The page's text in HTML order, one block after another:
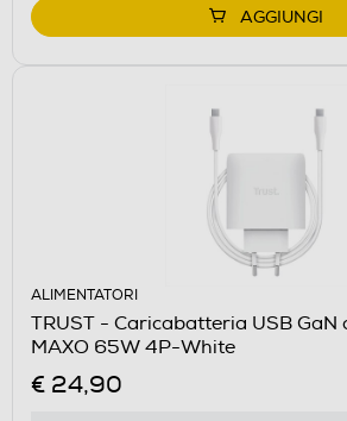
AGGIUNGI
ALIMENTATORI
TRUST - Caricabatteria USB
MAXO 65W 4P-White
€ 24,90